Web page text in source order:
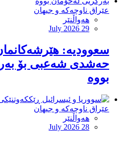
عێراق ناوچەکە و جیهان
هەواڵنێر
July 2026 29
‏سعوودیە:
حەشدی شەعبی بۆ
بووە
عێراق ناوچەکە و جیهان
هەواڵنێر
July 2026 28